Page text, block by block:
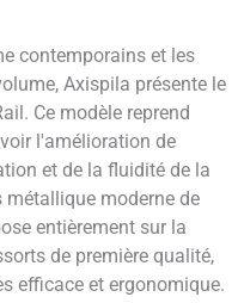
contemporains et les
Axispila présente le
Ce modèle reprend
l'amélioration de
et de la fluidité de la
moderne de
entièrement sur la
de première qualité,
efficace et ergonomique.